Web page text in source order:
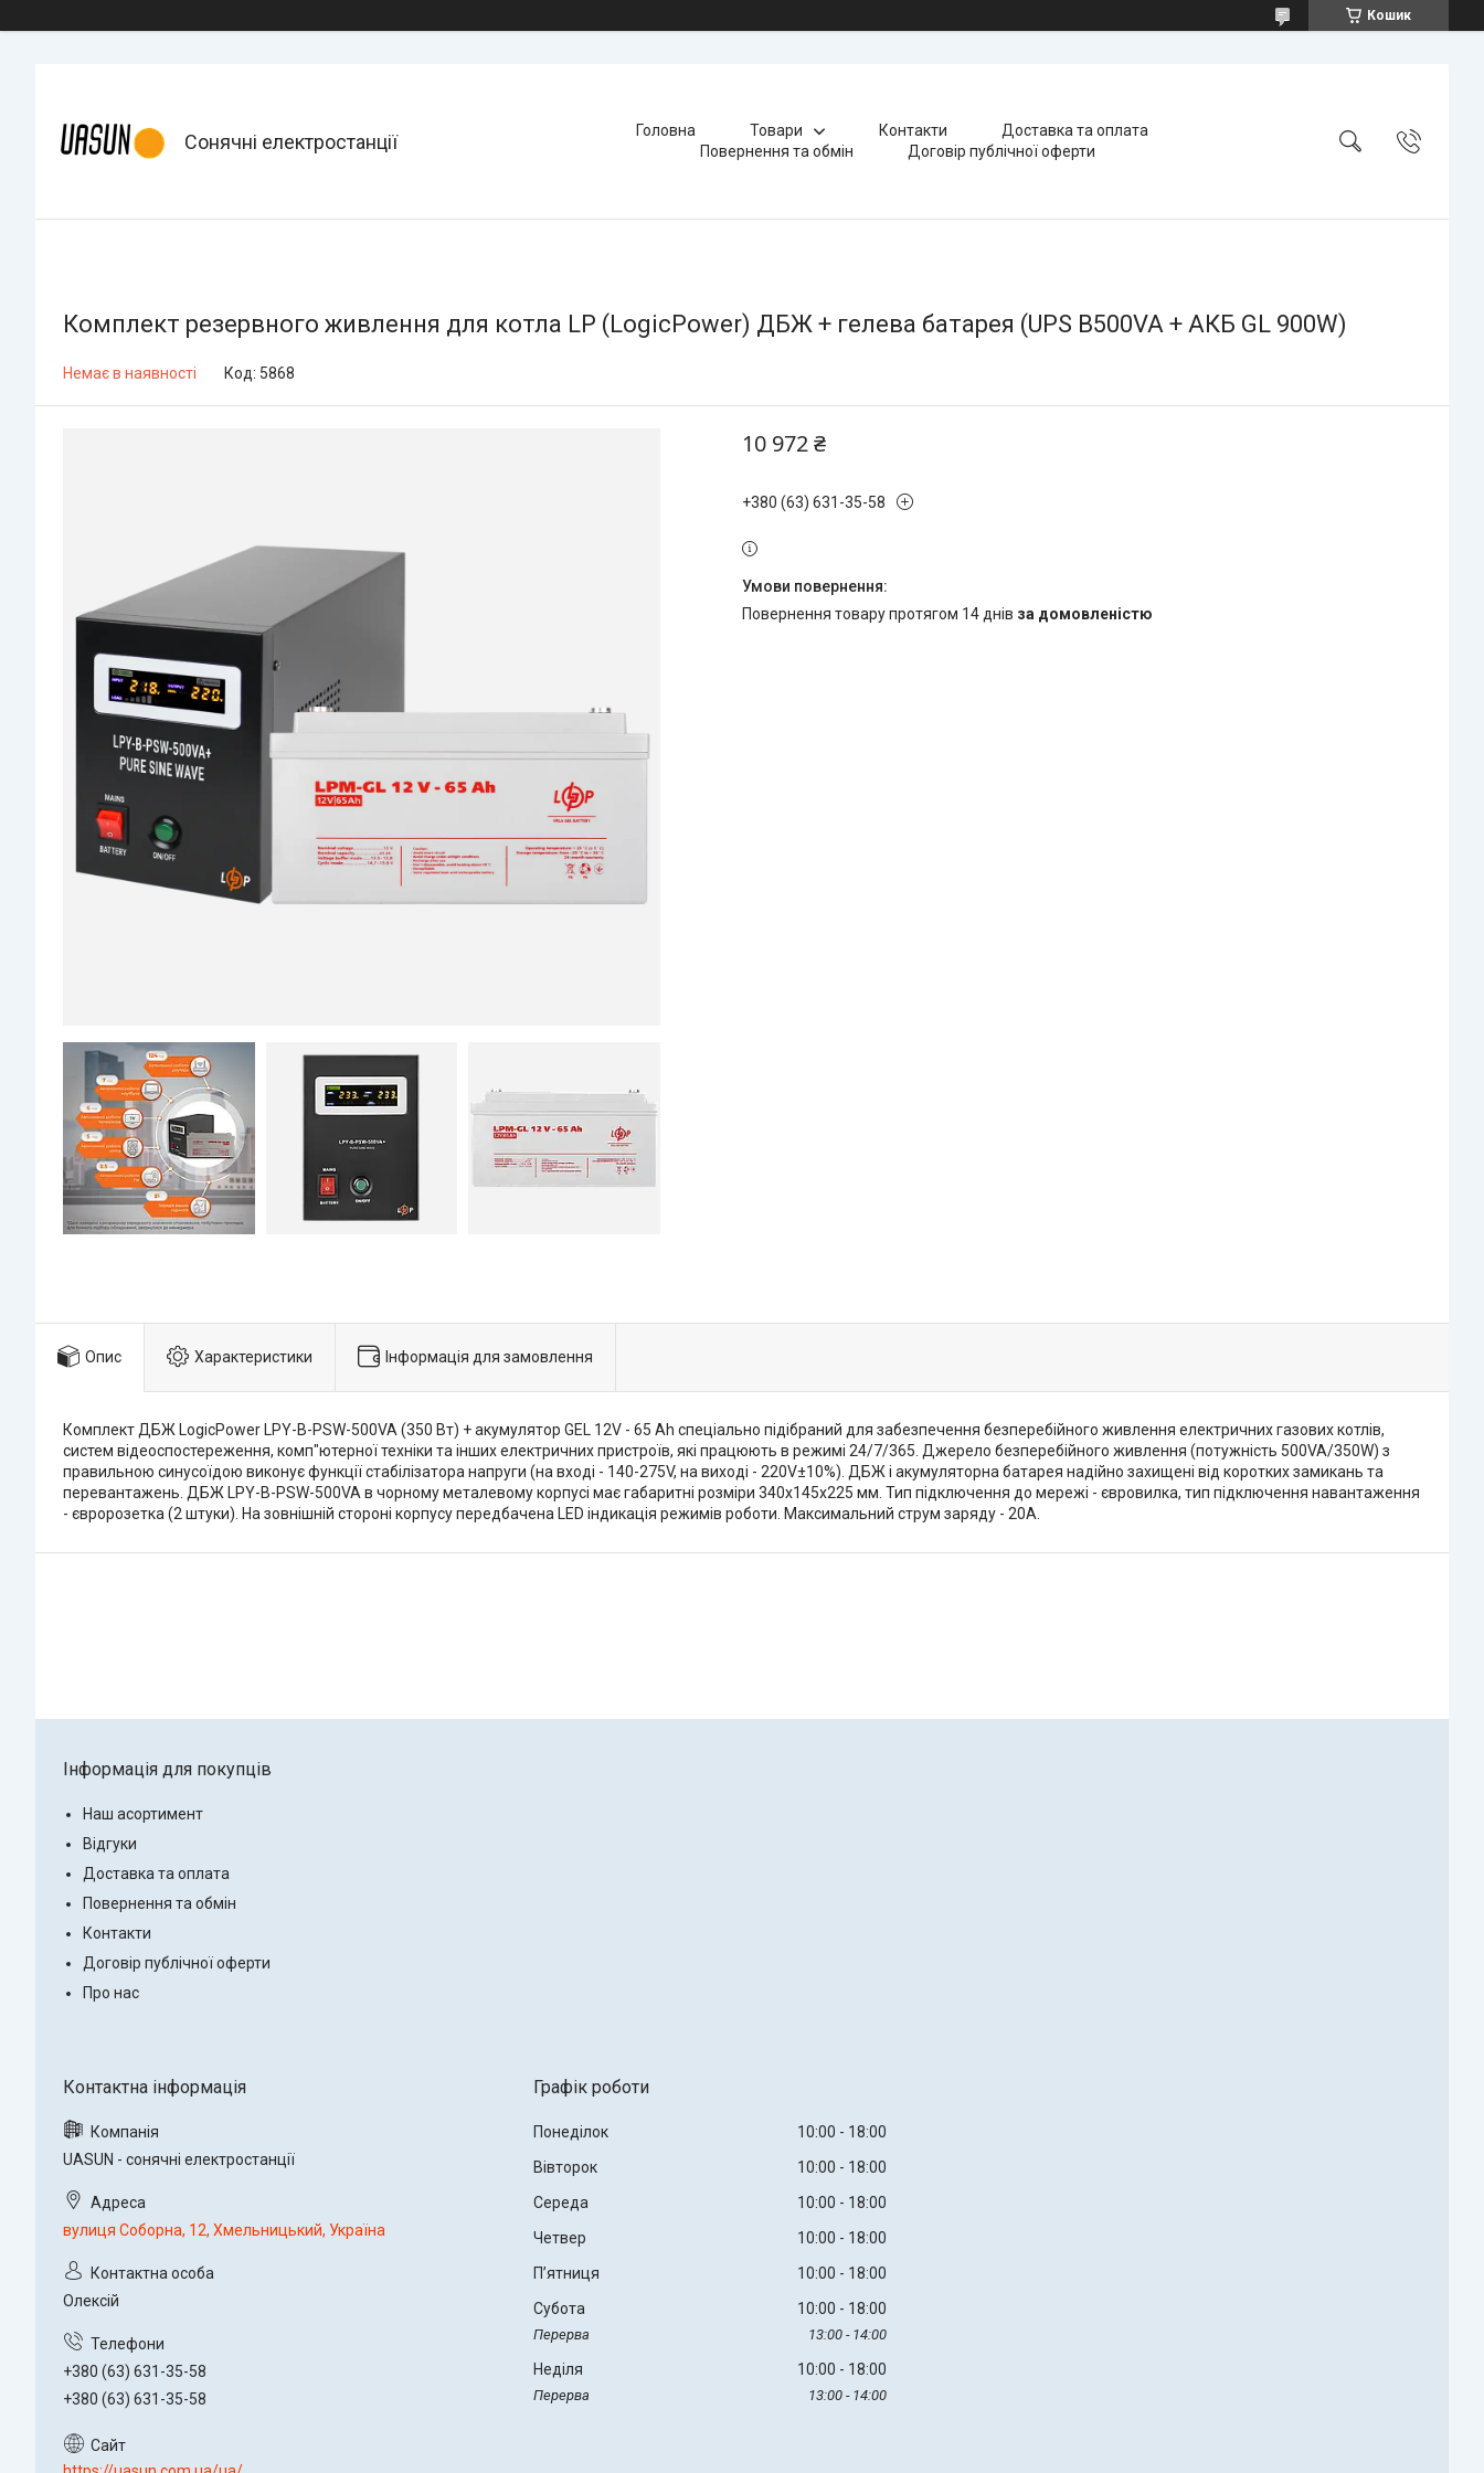
Кошик
Сонячні електростанції Головна Товари Контакти
Доставка та оплата
Повернення та обмін
Договір публічної оферти
Комплект резервного живлення для котла LP (LogicPower) ДБЖ + гелева батарея (UPS B500VA + АКБ GL 900W)
Немає в наявності Код: 5868
10 972 ₴
+380 (63) 631-35-58
повернення товару протягом 14 днів за домовленістю
Опис Характеристики Інформація для замовлення
Комплект ДБЖ LogicPower LPY-B-PSW-500VA (350 Вт) + акумулятор GEL 12V - 65 Ah спеціально підібраний для забезпечення безперебійного живлення електричних газових котлів,
систем відеоспостереження, комп"ютерної техніки та інших електричних пристроїв, які працюють в режимі 24/7/365. Джерело безперебійного живлення (потужність 500VA/350W) з
правильною синусоїдою виконує функції стабілізатора напруги (на вході - 140-275V, на виході - 220V±10%). ДБЖ і акумуляторна батарея надійно захищені від коротких замикань та
перевантажень. ДБЖ LPY-B-PSW-500VA в чорному металевому корпусі має габаритні розміри 340х145х225 мм. Тип підключення до мережі - євровилка, тип підключення навантаження
- євророзетка (2 штуки). На зовнішній стороні корпусу передбачена LED індикація режимів роботи. Максимальний струм заряду - 20А.
Інформація для покупців
Наш асортимент
Відгуки
Доставка та оплата
Повернення та обмін
Контакти
Договір публічної оферти
Про нас
UASUN - сонячні електростанції
вулиця Соборна, 12, Хмельницький, Україна
Олексій
+380 (63) 631-35-58
+380 (63) 631-35-58
Графік роботи
Понеділок 10:00
18:00
Вівторок
10:00
18:00
Середа
10:00
18:00
Четвер
10:00
18:00
Пʼятниця
10:00
18:00
Субота
10:00 18:00
13:00 14:00
Неділя 10:00 18:00
13:00 14:00